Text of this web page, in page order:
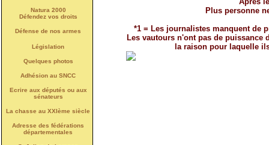
Natura 2000
Défendez vos droits
Défense de nos armes
Législation
Quelques photos
Adhésion au SNCC
Ecrire aux députés ou aux
sénateurs
La chasse au XXIème siècle
Adresse des fédérations
départementales
Plus personne
*1 = Les journalistes manquent de
Les vautours n'ont pas de puissance
la raison pour laquelle